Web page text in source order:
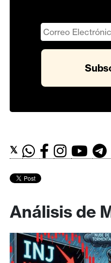
𝕏
Análisis de